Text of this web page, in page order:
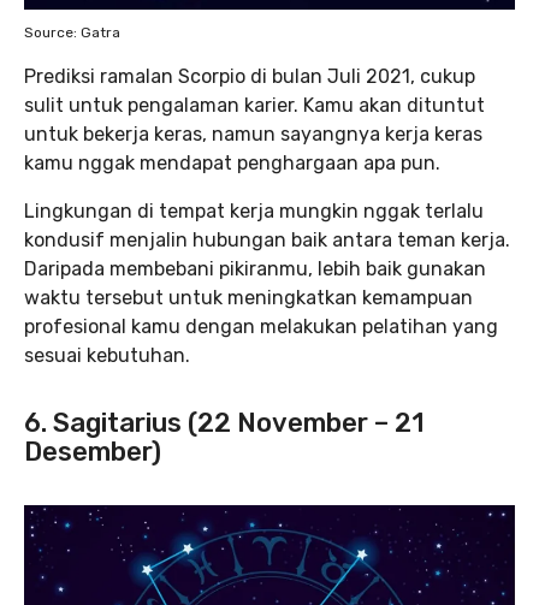
Source: Gatra
Prediksi ramalan Scorpio di bulan Juli 2021, cukup
sulit untuk pengalaman karier. Kamu akan dituntut
untuk bekerja keras, namun sayangnya kerja keras
kamu nggak mendapat penghargaan apa pun.
Lingkungan di tempat kerja mungkin nggak terlalu
kondusif menjalin hubungan baik antara teman kerja.
Daripada membebani pikiranmu, lebih baik gunakan
waktu tersebut untuk meningkatkan kemampuan
profesional kamu dengan melakukan pelatihan yang
sesuai kebutuhan.
6. Sagitarius (22 November – 21
Desember)